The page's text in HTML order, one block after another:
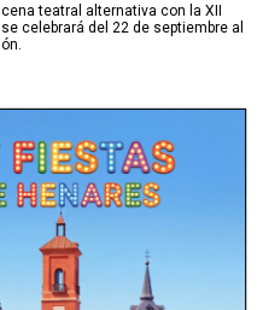
teatral alternativa con la XII
celebrará del 22 de septiembre al